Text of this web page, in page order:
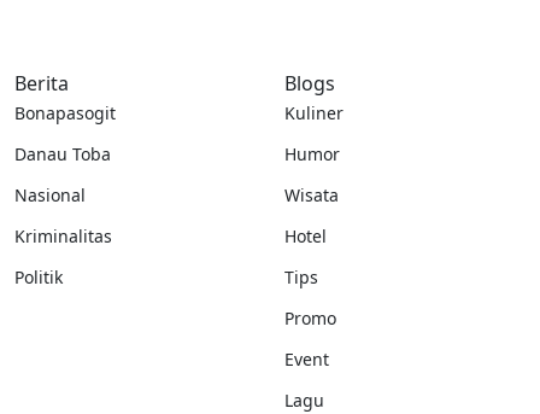
Berita
Bonapasogit
Danau Toba
Nasional
Kriminalitas
Politik
Blogs
Kuliner
Humor
Wisata
Hotel
Tips
Promo
Event
Lagu